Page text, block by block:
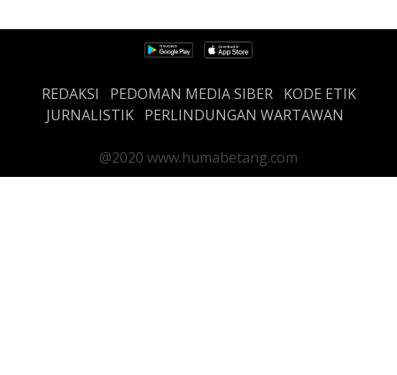
REDAKSI PEDOMAN MEDIA SIBER
KODE ETIK
JURNALISTIK PERLINDUNGAN WARTAWAN
@2020 www.humabetang.com